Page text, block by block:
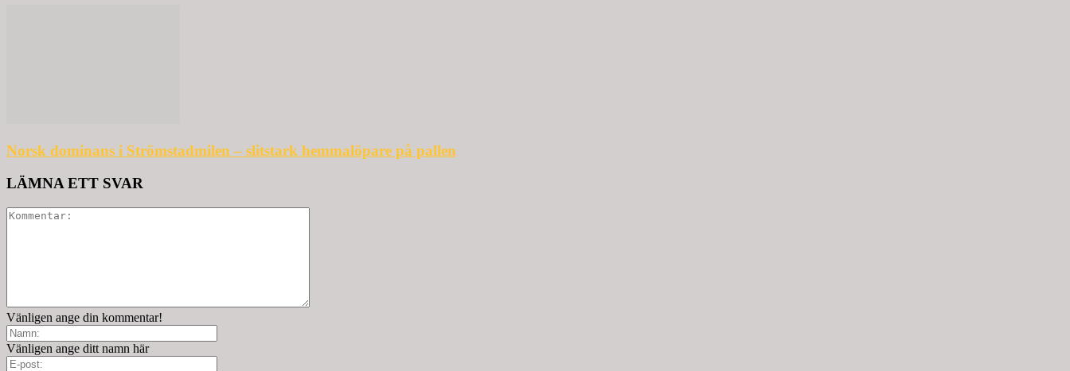
Norsk dominans i Strömstadmilen – slitstark hemmalöpare på pallen
LÄMNA ETT SVAR
Vänligen ange din kommentar!
Vänligen ange ditt namn här